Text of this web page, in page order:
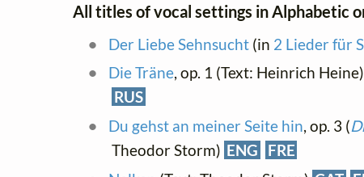
All titles of vocal settings in Alphabetic
Der Liebe Sehnsucht(in 2 Lieder für
Die Träne, op. 1 (Text: Heinrich Heine)
RUS
Du gehst an meiner Seite hin, op. 3 (
Theodor Storm) ENG
FRE